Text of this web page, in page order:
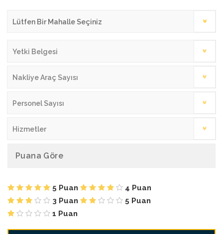
Yetki Belgesi
Nakliye Araç Sayısı
Personel Sayısı
Hizmetler
Puana Göre
5 Puan
4 Puan
3 Puan
5 Puan
1 Puan